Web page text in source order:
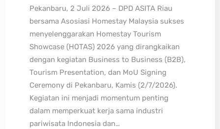
Pekanbaru, 2 Juli 2026 – DPD ASITA Riau
bersama Asosiasi Homestay Malaysia sukses
menyelenggarakan Homestay Tourism
Showcase (HOTAS) 2026 yang dirangkaikan
dengan kegiatan Business to Business (B2B),
Tourism Presentation, dan MoU Signing
Ceremony di Pekanbaru, Kamis (2/7/2026).
Kegiatan ini menjadi momentum penting
dalam memperkuat kerja sama industri
pariwisata Indonesia dan…